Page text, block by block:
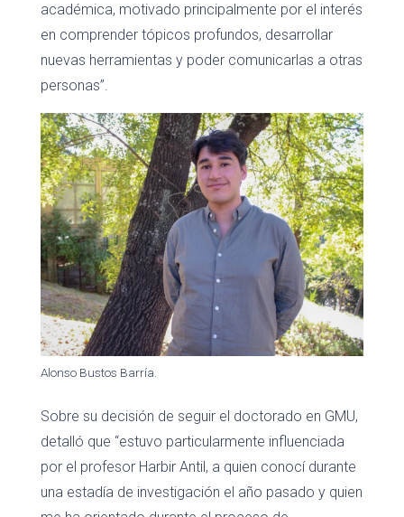
académica, motivado principalmente por el interés
en comprender tópicos profundos, desarrollar
nuevas herramientas y poder comunicarlas a otras
personas”.
Alonso Bustos Barría.
Sobre su decisión de seguir el doctorado en GMU,
detalló que “estuvo particularmente influenciada
por el profesor Harbir Antil, a quien conocí durante
una estadía de investigación el año pasado y quien